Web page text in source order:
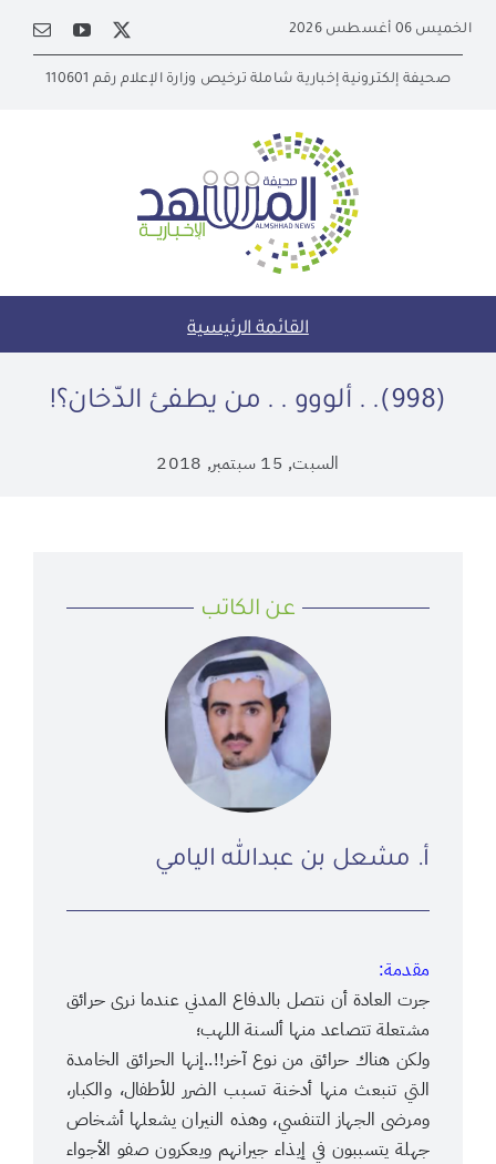
content
الخميس 06 أغسطس 2026
صحيفة إلكترونية إخبارية شاملة ترخيص وزارة الإعلام رقم 110601
القائمة الرئيسية
(998). . ألووو . . من يطفئ الدّخان؟!
السبت, 15 سبتمبر, 2018
عن الكاتب
أ. مشعل بن عبدالله اليامي
مقدمة:
جرت العادة أن نتصل بالدفاع المدني عندما نرى حرائق
مشتعلة تتصاعد منها ألسنة اللهب؛
ولكن هناك حرائق من نوع آخر!!..إنها الحرائق الخامدة
التي تنبعث منها أدخنة تسبب الضرر للأطفال، والكبار،
ومرضى الجهاز التنفسي، وهذه النيران يشعلها أشخاص
جهلة يتسببون في إيذاء جيرانهم ويعكرون صفو الأجواء